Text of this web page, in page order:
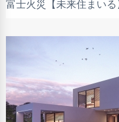
富士火災【未来住まい